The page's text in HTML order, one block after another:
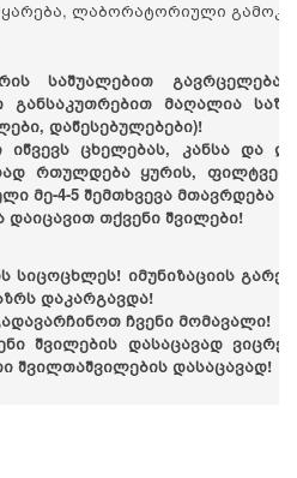
ლაბორატორიული
გავრცელებადი
განსაკუთრებით მაღალია
დაწესებულებები)!
ცხელებას, კანსა და
რთულდება ყურის,
მე-4-5 შემთხვევა მთავრდება
თქვენი შვილები!
სიცოცხლეს! იმუნიზაციის
დაკარგავდა!
ჩვენი მომავალი!
შვილების დასაცავად
შვილთაშვილების დასაცავად!